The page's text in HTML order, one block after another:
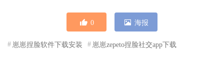
0 海报
崽崽捏脸软件下载安装 崽崽zepeto捏脸社交app下载